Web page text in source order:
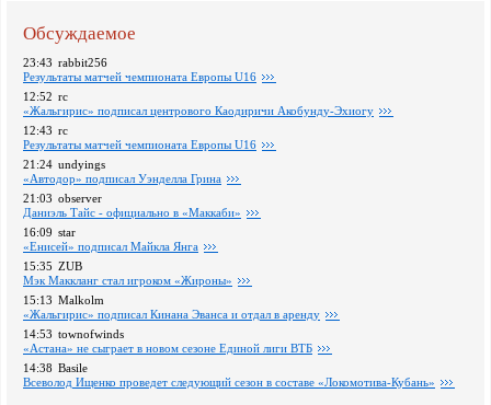
Обсуждаемое
23:43 rabbit256
Pезультаты матчей чемпионата Европы U16
12:52 rc
«Жальгирис» подписал центрового Каодиричи Акобунду-Эхиогу
12:43 rc
Pезультаты матчей чемпионата Европы U16
21:24 undyings
«Автодор» подписал Уэнделла Грина
21:03 observer
Даниэль Тайс - официально в «Маккаби»
16:09 star
«Енисей» подписал Майкла Янга
15:35 ZUB
Мэк Маккланг стал игроком «Жироны»
15:13 Malkolm
«Жальгирис» подписал Кинана Эванса и отдал в аренду
14:53 townofwinds
«Астана» не сыграет в новом сезоне Единой лиги ВТБ
14:38 Basile
Всеволод Ищенко проведет следующий сезон в составе «Локомотива-Кубань»